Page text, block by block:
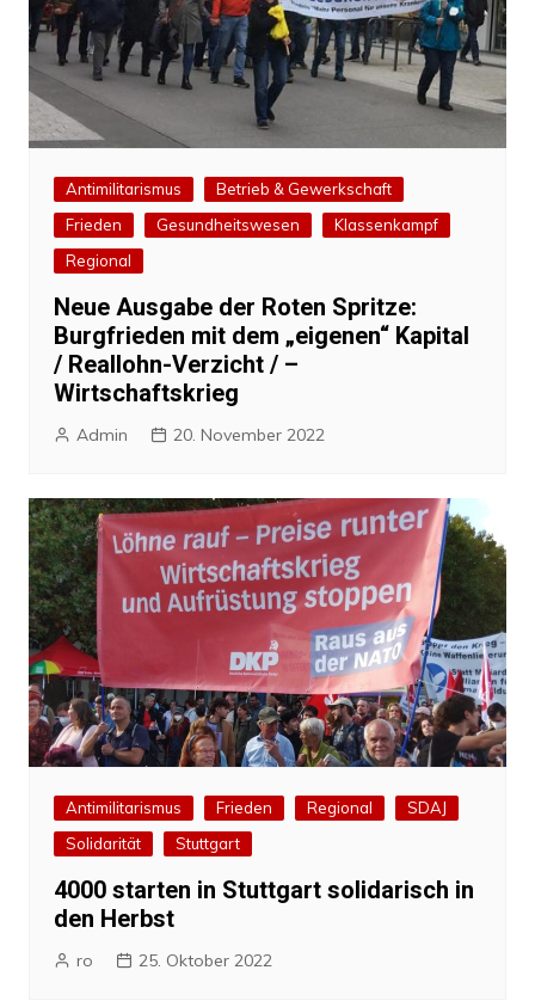
Antimilitarismus
Betrieb & Gewerkschaft
Frieden
Gesundheitswesen
Klassenkampf
Regional
Neue Ausgabe der Roten Spritze:
Burgfrieden mit dem „eigenen“ Kapital
/ Reallohn-Verzicht / –
Wirtschaftskrieg
Admin 20. November 2022
Antimilitarismus Frieden Regional
SDAJ
Solidarität
Stuttgart
4000 starten in Stuttgart solidarisch in
den Herbst
ro 25. Oktober 2022